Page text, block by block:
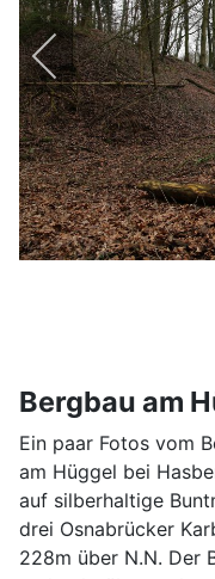
Bergbau am
Ein paar Fotos vom
am Hüggel bei
auf silberhaltige
drei Osnabrücker
228m über N.N. Der